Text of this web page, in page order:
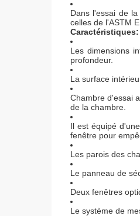
Dans l'essai de
celles de l'ASTM E
Caractéristiques:
Les dimensions
profondeur.
La surface
Chambre d'essai
de la chambre.
Il est équipé
fenêtre pour
Les parois des
Le panneau de
Deux fenêtres
Le système de